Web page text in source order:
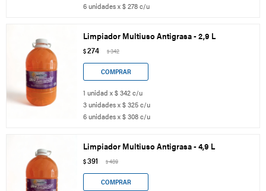
6 unidades x $ 278 c/u
Limpiador Multiuso Antigrasa - 2,9 L
$274 $342
1 unidad x $ 342 c/u
3 unidades x $ 325 c/u
6 unidades x $ 308 c/u
Limpiador Multiuso Antigrasa - 4,9 L
$391 $489